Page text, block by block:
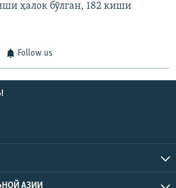
ҳалок бўлган, 182 киши
Follow us
АЗИИ